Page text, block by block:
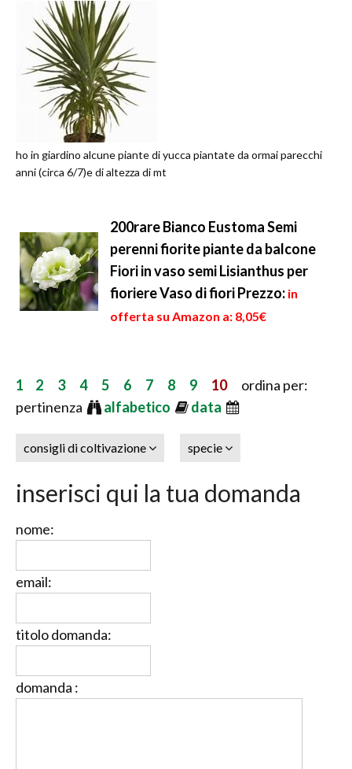
ho in giardino alcune piante di yucca piantate da ormai parecchi
anni (circa 6/7)e di altezza di mt
200rare Bianco Eustoma Semi
perenni fiorite piante da balcone
Fiori in vaso semi Lisianthus per
fioriere Vaso di fioriPrezzo: in
offerta su Amazon a: 8,05€
1 2 3 4 5 6 7 8 9 10ordina per:
pertinenza
alfabetico data
consigli di coltivazione specie
inserisci qui la tua domanda
nome:
email:
titolo domanda:
domanda :